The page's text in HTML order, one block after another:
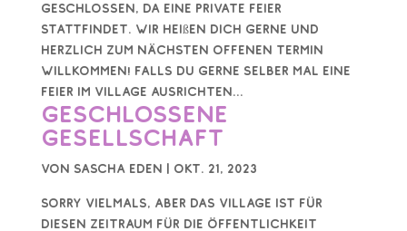
geschlossen, da eine private Feier
stattfindet. Wir heißen dich gerne und
herzlich zum nächsten offenen Termin
willkommen! Falls du gerne selber mal eine
Feier im Village ausrichten...
Geschlossene
Gesellschaft
von Sascha Eden | Okt. 21, 2023
Sorry vielmals, aber das Village ist für
diesen Zeitraum für die Öffentlichkeit